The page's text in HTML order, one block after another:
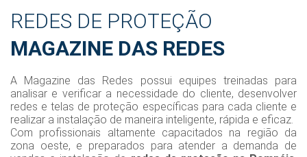
REDES DE PROTEÇÃO
MAGAZINE DAS REDES
A Magazine das Redes possui equipes treinadas para
analisar e verificar a necessidade do cliente, desenvolver
redes e telas de proteção específicas para cada cliente e
realizar a instalação de maneira inteligente, rápida e eficaz.
Com profissionais altamente capacitados na região da
zona oeste, e preparados para atender a demanda de